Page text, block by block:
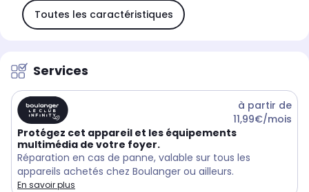
Toutes les caractéristiques
Services
à partir de
11,99€/mois
Protégez cet appareil et les équipements
multimédia de votre foyer.
Réparation en cas de panne, valable sur tous les
appareils achetés chez Boulanger ou ailleurs.
En savoir plus